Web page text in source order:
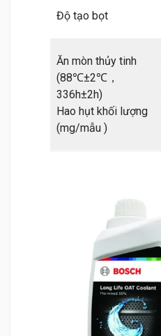
Độ tạo bọt
Ăn mòn thủy tinh
(88℃±2℃，
336h±2h)
Hao hụt khối lượng
(mg/mẫu )